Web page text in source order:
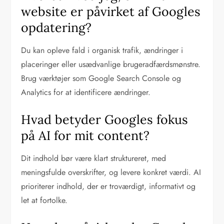
website er påvirket af Googles
opdatering?
Du kan opleve fald i organisk trafik, ændringer i
placeringer eller usædvanlige brugeradfærdsmønstre.
Brug værktøjer som Google Search Console og
Analytics for at identificere ændringer.
Hvad betyder Googles fokus
på AI for mit content?
Dit indhold bør være klart struktureret, med
meningsfulde overskrifter, og levere konkret værdi. AI
prioriterer indhold, der er troværdigt, informativt og
let at fortolke.